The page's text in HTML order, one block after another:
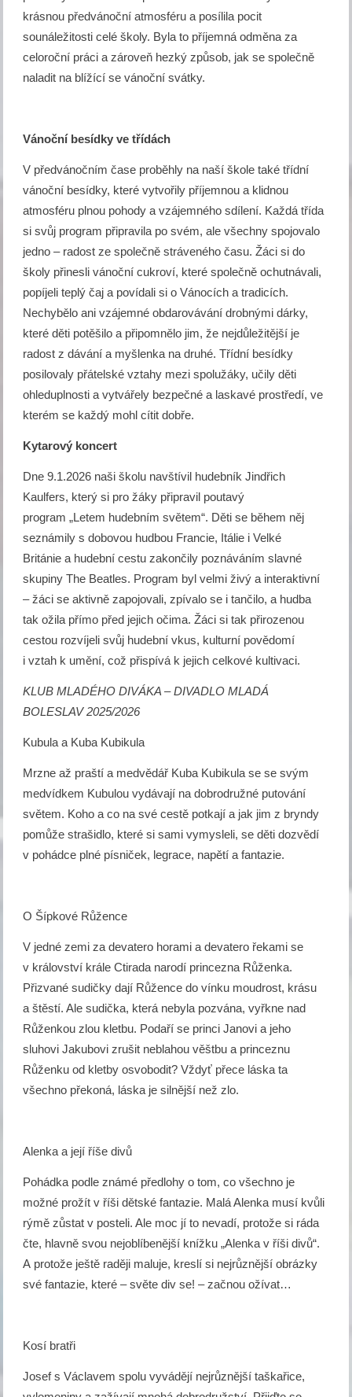
krásnou předvánoční atmosféru a posílila pocit
sounáležitosti celé školy. Byla to příjemná odměna za
celoroční práci a zároveň hezký způsob, jak se společně
naladit na blížící se vánoční svátky.
Vánoční besídky ve třídách
V předvánočním čase proběhly na naší škole také třídní
vánoční besídky, které vytvořily příjemnou a klidnou
atmosféru plnou pohody a vzájemného sdílení. Každá třída
si svůj program připravila po svém, ale všechny spojovalo
jedno – radost ze společně stráveného času. Žáci si do
školy přinesli vánoční cukroví, které společně ochutnávali,
popíjeli teplý čaj a povídali si o Vánocích a tradicích.
Nechybělo ani vzájemné obdarovávání drobnými dárky,
které děti potěšilo a připomnělo jim, že nejdůležitější je
radost z dávání a myšlenka na druhé. Třídní besídky
posilovaly přátelské vztahy mezi spolužáky, učily děti
ohleduplnosti a vytvářely bezpečné a laskavé prostředí, ve
kterém se každý mohl cítit dobře.
Kytarový koncert
Dne 9.1.2026 naši školu navštívil hudebník Jindřich
Kaulfers, který si pro žáky připravil poutavý
program „Letem hudebním světem“. Děti se během něj
seznámily s dobovou hudbou Francie, Itálie i Velké
Británie a hudební cestu zakončily poznáváním slavné
skupiny The Beatles. Program byl velmi živý a interaktivní
– žáci se aktivně zapojovali, zpívalo se i tančilo, a hudba
tak ožila přímo před jejich očima. Žáci si tak přirozenou
cestou rozvíjeli svůj hudební vkus, kulturní povědomí
i vztah k umění, což přispívá k jejich celkové kultivaci.
KLUB MLADÉHO DIVÁKA – DIVADLO MLADÁ
BOLESLAV 2025/2026
Kubula a Kuba Kubikula
Mrzne až praští a medvědář Kuba Kubikula se se svým
medvídkem Kubulou vydávají na dobrodružné putování
světem. Koho a co na své cestě potkají a jak jim z bryndy
pomůže strašidlo, které si sami vymysleli, se děti dozvědí
v pohádce plné písniček, legrace, napětí a fantazie.
O Šípkové Růžence
V jedné zemi za devatero horami a devatero řekami se
v království krále Ctirada narodí princezna Růženka.
Přizvané sudičky dají Růžence do vínku moudrost, krásu
a štěstí. Ale sudička, která nebyla pozvána, vyřkne nad
Růženkou zlou kletbu. Podaří se princi Janovi a jeho
sluhovi Jakubovi zrušit neblahou věštbu a princeznu
Růženku od kletby osvobodit? Vždyť přece láska ta
všechno překoná, láska je silnější než zlo.
Alenka a její říše divů
Pohádka podle známé předlohy o tom, co všechno je
možné prožít v říši dětské fantazie. Malá Alenka musí kvůli
rýmě zůstat v posteli. Ale moc jí to nevadí, protože si ráda
čte, hlavně svou nejoblíbenější knížku „Alenka v říši divů“.
A protože ještě raději maluje, kreslí si nejrůznější obrázky
své fantazie, které – světe div se! – začnou ožívat…
Kosí bratři
Josef s Václavem spolu vyvádějí nejrůznější taškařice,